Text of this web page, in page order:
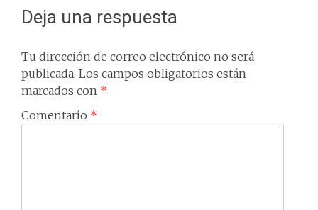
Deja una respuesta
Tu dirección de correo electrónico no será
publicada. Los campos obligatorios están
marcados con *
Comentario *